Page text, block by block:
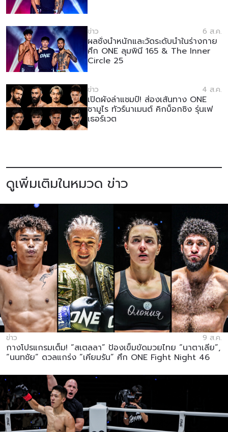
ข่าว 6 ส.ค.
ผลชั่งน้ำหนักและวัดระดับน้ำในร่างกาย
ศึก ONE ลุมพินี 165 & The Inner
Circle 25
ข่าว 4 ส.ค.
เปิดผังล่าแชมป์! ส่องเส้นทาง ONE
ซามูไร ทัวร์นาเมนต์ คิกบ็อกซิง รุ่นเฟ
เธอร์เวต
ดูเพิ่มเติมในหมวด ข่าว
ข่าว 9 ส.ค.
กางโปรแกรมเต็ม! “สเตลลา” ป้องเข็มขัดมวยไทย “นาตาเลีย”,
“นนทชัย” ดวลแกร่ง “เคียมรัน” ศึก ONE Fight Night 46